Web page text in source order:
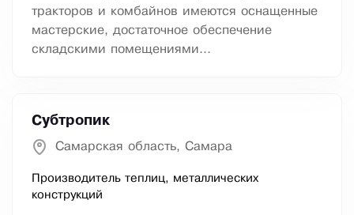
тракторов и комбайнов имеются оснащенные
мастерские, достаточное обеспечение
складскими помещениями...
Субтропик
Самарская область, Самара
Производитель теплиц, металлических
конструкций